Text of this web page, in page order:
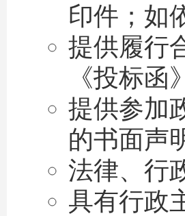
印件；如
提供履行
《投标函
提供参加
的书面声
法律、行
具有行政